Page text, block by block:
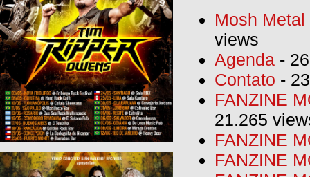
Mosh
views
Agenda -
Contato -
FANZINE
21.265
FANZINE
FANZINE